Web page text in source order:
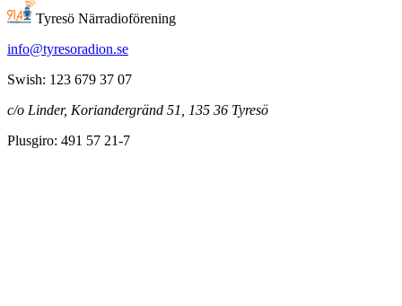
Tyresö Närradioförening
info@tyresoradion.se
Swish: 123 679 37 07
c/o Linder, Koriandergränd 51, 135 36 Tyresö
Plusgiro: 491 57 21-7